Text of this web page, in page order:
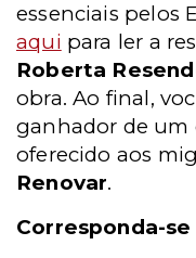
essenciais pelos
aqui para ler a
Roberta
obra. Ao final,
ganhador de um
oferecido aos
Renovar.
Corresponda-se